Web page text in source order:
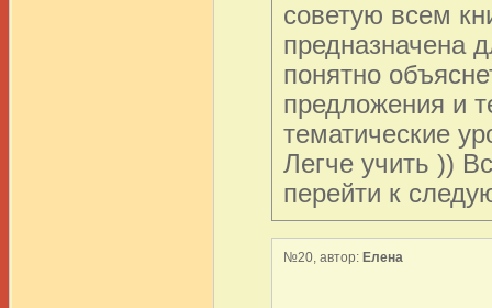
советую всем
предназначена
понятно
предложения и
тематические
Легче учить ))
перейти к
№20, автор: Елена